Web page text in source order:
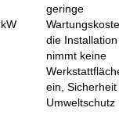
geringe
die Installation
nimmt keine
ein,
Umweltschutz